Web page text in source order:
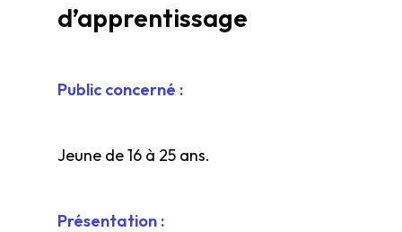
d’apprentissage
Public concerné :
Jeune de 16 à 25 ans.
Présentation :